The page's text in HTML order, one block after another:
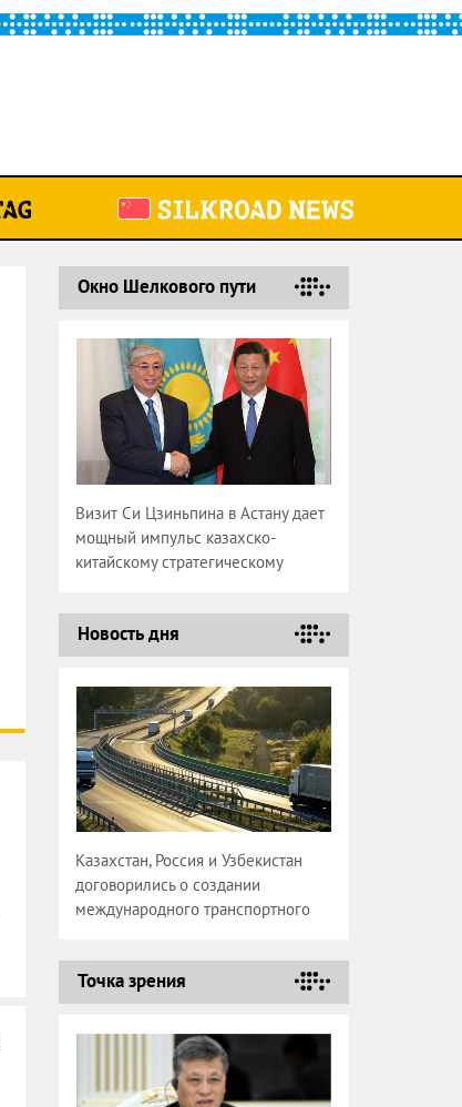
Окно Шелкового пути
Визит Си Цзиньпина в Астану дает
мощный импульс казахско-
китайскому стратегическому
Новость дня
Казахстан, Россия и Узбекистан
договорились о создании
международного транспортного
Точка зрения